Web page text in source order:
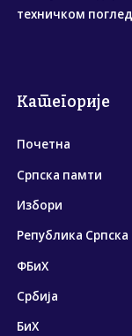
техничком
Категорије
Почетна
Српска памти
Избори
Република Српска
ФБиХ
Србија
БиХ